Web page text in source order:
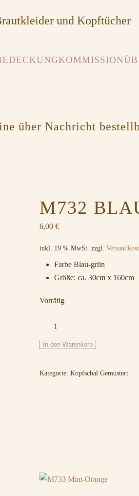
KOMMISSION
über Nachricht
M732
6,00 €
inkl. 19 % MwSt. zzgl.
Farbe Blau-grün
Größe: ca. 30cm x 160cm
Vorrätig
M732
Blau-
Grün
In den Warenkorb
Kategorie: Kopfschal Gemustert